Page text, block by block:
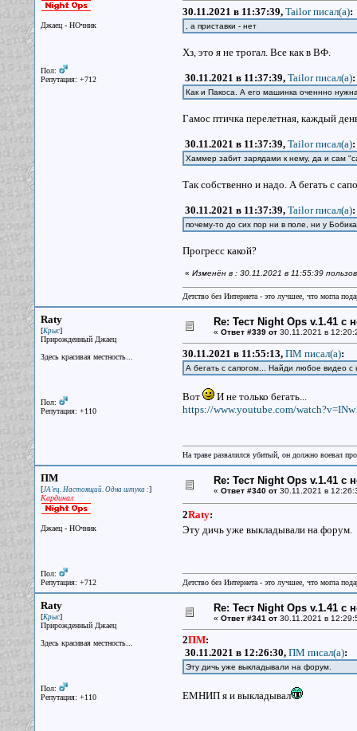
Джаец - НОчник
Пол:
Репутация: +712
30.11.2021 в 11:37:39, Tailor писал(a):
, а приставки - нет
Хз, это я не трогал. Все как в ВФ.
30.11.2021 в 11:37:39, Tailor писал(a):
Как и Пакоса. А его машинка оченнно
Гамос птичка перелетная, каждый
30.11.2021 в 11:37:39, Tailor писал(a):
Хаммер забит зарядами к нему, да и сам
Так собственно и надо. А бегать с
30.11.2021 в 11:37:39, Tailor писал(a):
почему-то до сих пор ни в поле, ни у
Прогресс какой?
« Изменён в : 30.11.2021 в 11:55:39
Детство без Интернета - это лучшее, что могла
Raty
[Крыс]
Прирожденный Джаец
Здесь красивая местность...
Пол:
Репутация: +110
Re: Тест Night Ops v.1.41 с
« Ответ #339 от30.11.2021 в
30.11.2021 в 11:55:13, ПМ писал(a):
А бегать с сапогом... Найди любое видео с
Вот
И не только бегать...
https://www.youtube.com/
На траве развалился убитый, он должно воевал
ПМ
[JA'ец. Настоящий. Одна штука :]
Кардинал
Джаец - НОчник
Пол:
Репутация: +712
Re: Тест Night Ops v.1.41 с
« Ответ #340 от30.11.2021 в
2Raty:
Эту дичь уже выкладывали на форум.
Детство без Интернета - это лучшее, что могла
Raty
[Крыс]
Прирожденный Джаец
Здесь красивая местность...
Пол:
Репутация: +110
Re: Тест Night Ops v.1.41 с
« Ответ #341 от30.11.2021 в
2ПМ:
30.11.2021 в 12:26:30, ПМ писал(a):
Эту дичь уже выкладывали на форум.
ЕМНИП я и выкладывал